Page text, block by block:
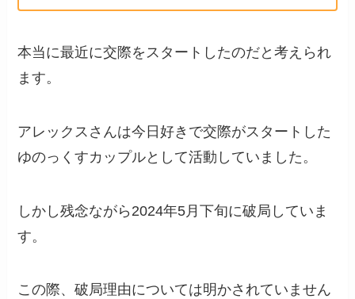
本当に最近に交際をスタートしたのだと考えられ
ます。
アレックスさんは今日好きで交際がスタートした
ゆのっくすカップルとして活動していました。
しかし残念ながら2024年5月下旬に破局していま
す。
この際、破局理由については明かされていません